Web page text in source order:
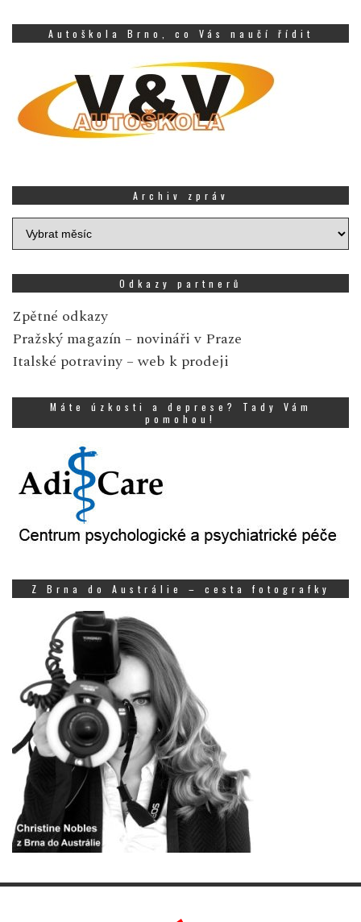
Autoškola Brno, co Vás naučí řídit
Archiv zpráv
Archiv
zpráv
Odkazy partnerů
Zpětné odkazy
Pražský magazín – novináři v Praze
Italské potraviny – web k prodeji
Máte úzkosti a deprese? Tady Vám
pomohou!
Z Brna do Austrálie – cesta fotografky